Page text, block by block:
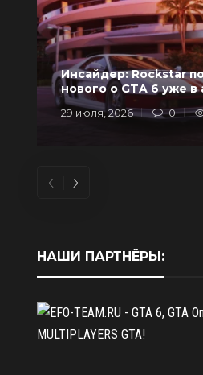
Инсайдер: Rockstar
нового о GTA 6 уже в
29 июля, 2026 0
НАШИ ПАРТНЁРЫ: